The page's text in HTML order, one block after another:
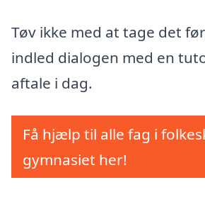
Tøv ikke med at tage det
indled dialogen med en
aftale i dag.
Få hjælp til alle fag i
gymnasiet her!